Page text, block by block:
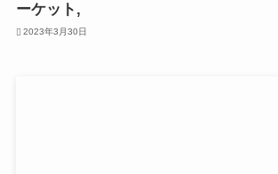
ーケット,
2023年3月30日